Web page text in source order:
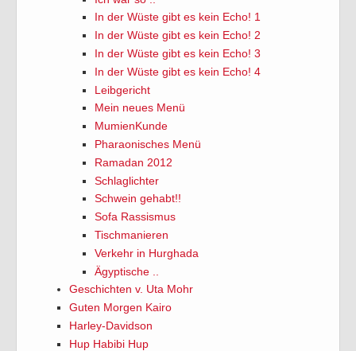
In der Wüste gibt es kein Echo! 1
In der Wüste gibt es kein Echo! 2
In der Wüste gibt es kein Echo! 3
In der Wüste gibt es kein Echo! 4
Leibgericht
Mein neues Menü
MumienKunde
Pharaonisches Menü
Ramadan 2012
Schlaglichter
Schwein gehabt!!
Sofa Rassismus
Tischmanieren
Verkehr in Hurghada
Ägyptische ..
Geschichten v. Uta Mohr
Guten Morgen Kairo
Harley-Davidson
Hup Habibi Hup